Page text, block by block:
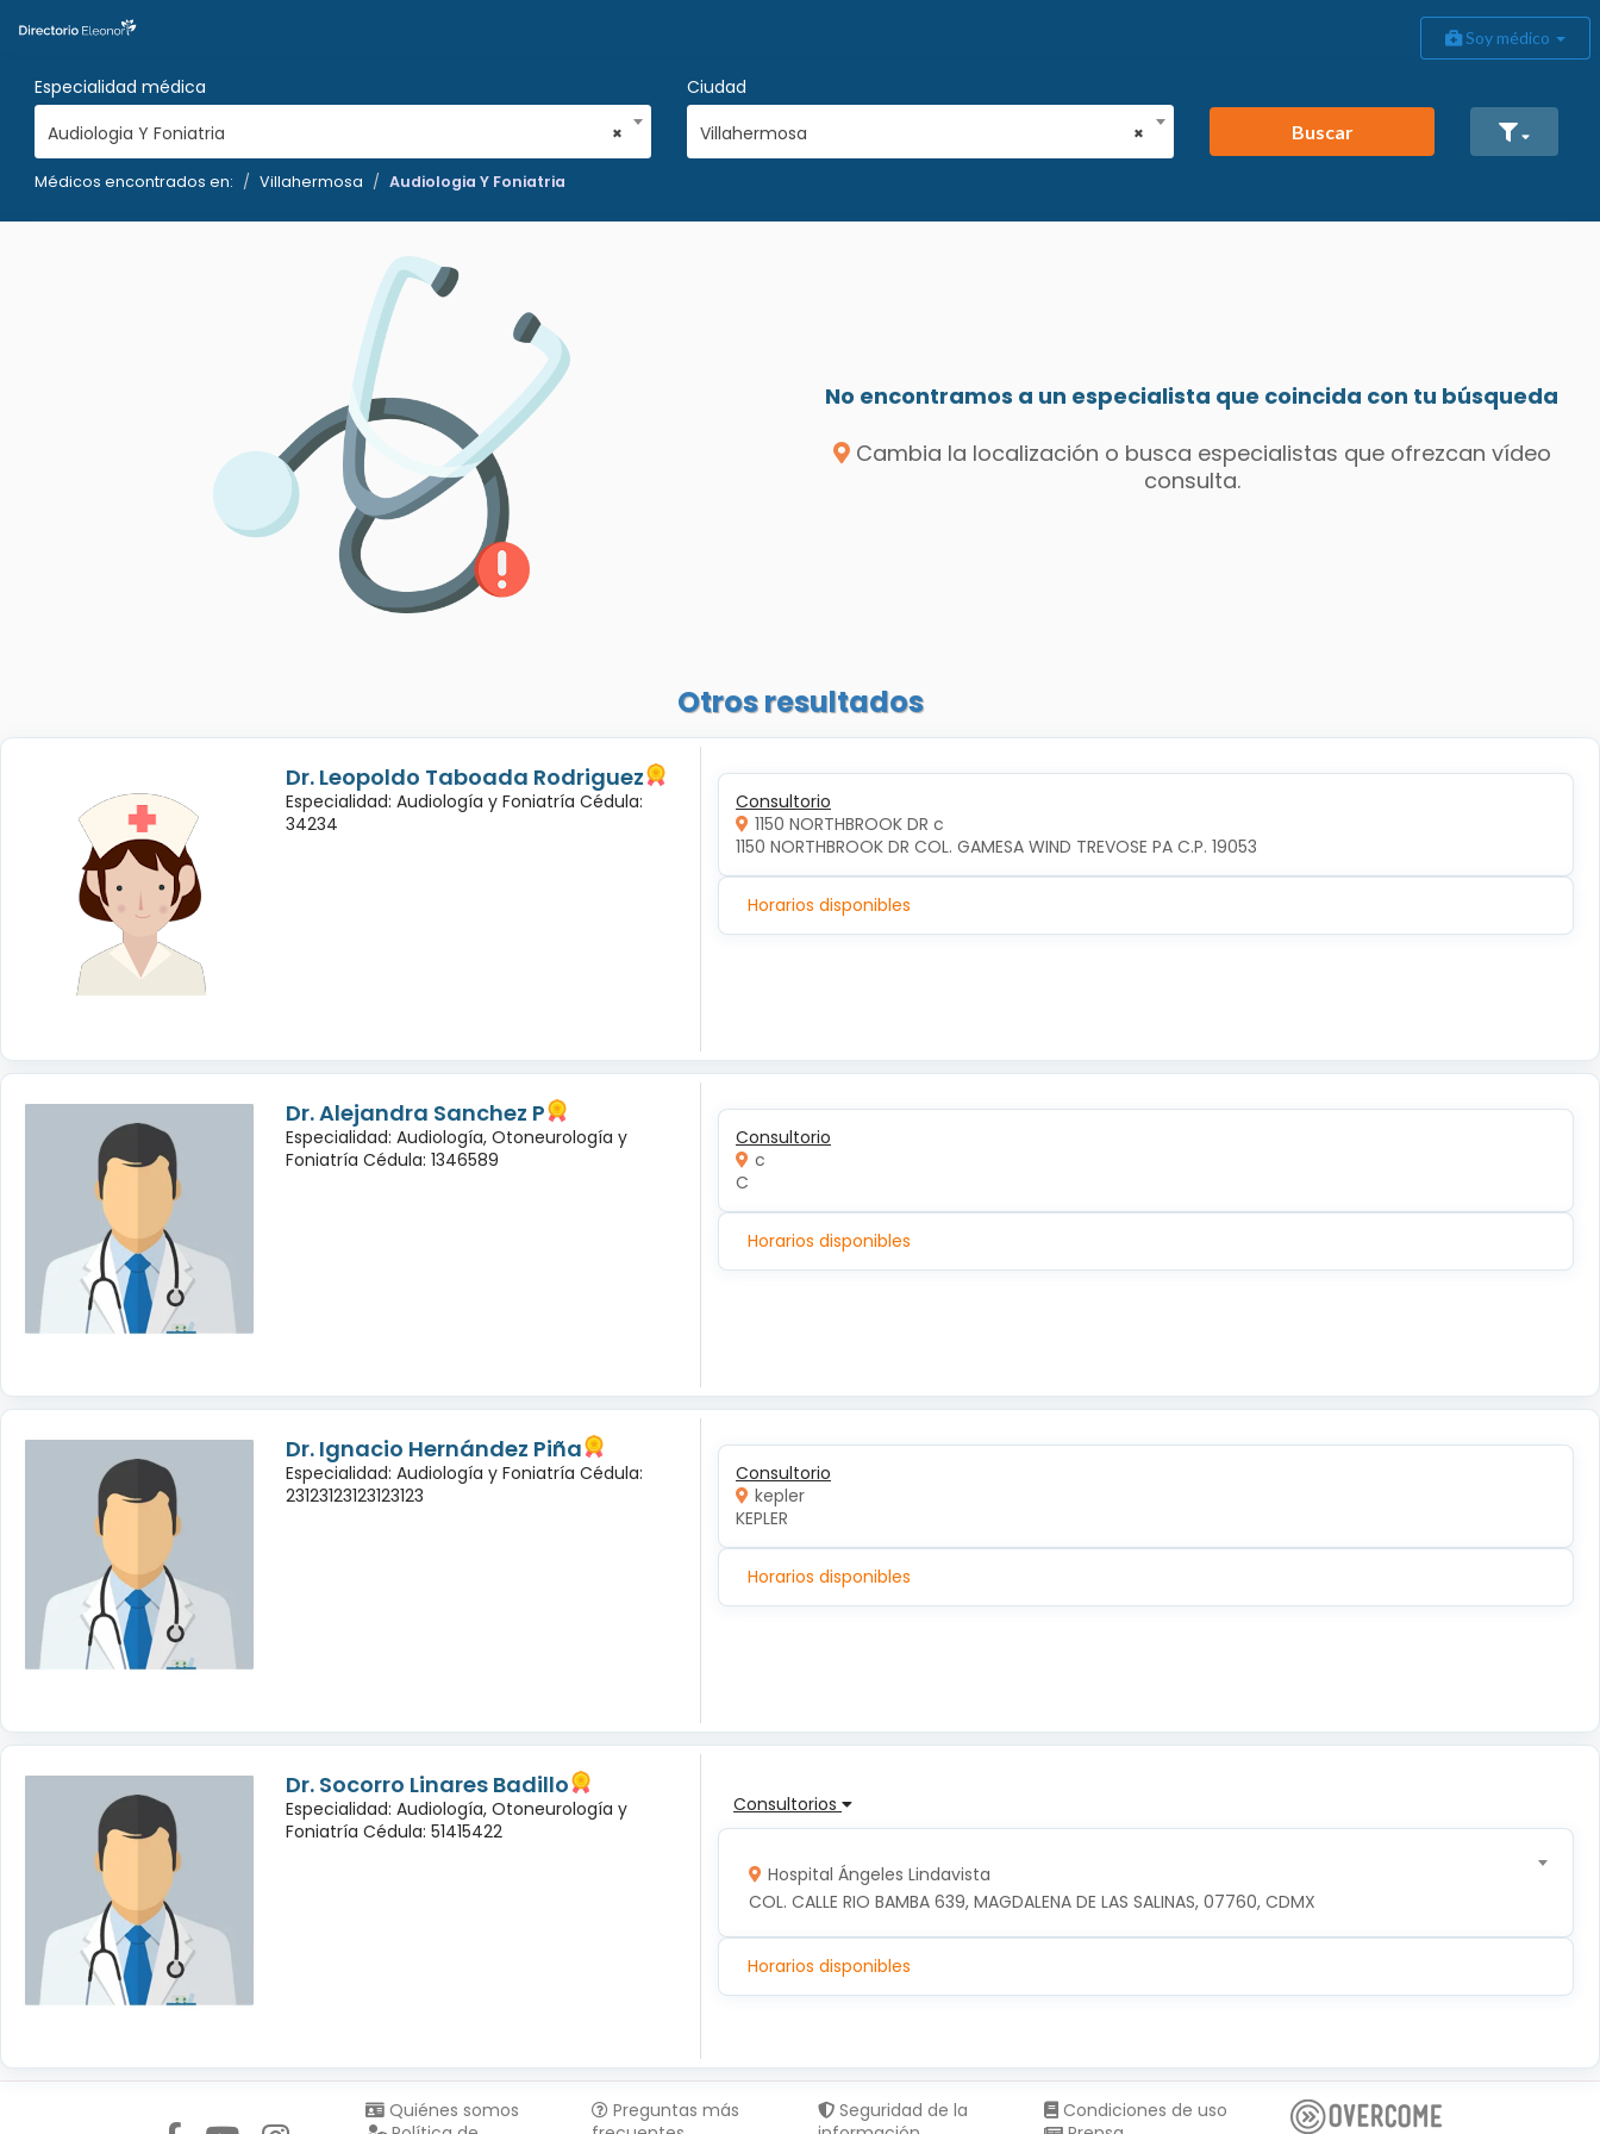
Soy médico
Especialidad médica
×
Audiologia Y Foniatria
Ciudad
×
Villahermosa Buscar
Médicos encontrados en: Villahermosa Audiologia Y Foniatria
No encontramos a un especialista que coincida con tu búsqueda
Cambia la localización o busca especialistas que ofrezcan vídeo
consulta.
Otros resultados
Dr. Leopoldo Taboada Rodriguez
Especialidad: Audiología y Foniatría Cédula:
34234
Consultorio
1150 NORTHBROOK DR c
1150 NORTHBROOK DR COL. GAMESA WIND TREVOSE PA C.P. 19053
Horarios disponibles
Dr. Alejandra Sanchez P
Especialidad: Audiología, Otoneurología y
Foniatría Cédula: 1346589
Consultorio
c
C
Horarios disponibles
Dr. Ignacio Hernández Piña
Especialidad: Audiología y Foniatría Cédula:
23123123123123123
Consultorio
kepler
KEPLER
Horarios disponibles
Dr. Socorro Linares Badillo
Especialidad: Audiología, Otoneurología y
Foniatría Cédula: 51415422
Consultorios
Hospital Ángeles Lindavista
COL. CALLE RIO BAMBA 639, MAGDALENA DE LAS SALINAS, 07760, CDMX
Horarios disponibles
Quiénes somos
Preguntas más
Seguridad de la
Condiciones de uso